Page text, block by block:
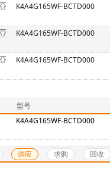
K4A4G165WF-BCTD000
K4A4G165WF-BCTD000
K4A4G165WF-BCTD000
型号
K4A4G165WF-BCTD000
供应 求购 回收